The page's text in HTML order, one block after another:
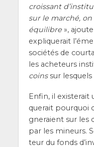
crois­sant
sur le mar­ché,
équi­libre»,
expli­que­rait
socié­tés de
les ache­teurs
coinssur les­quels
Enfin, il
que­rait pour­quoi
gne­raient sur les
par les mineurs.
teur du fonds